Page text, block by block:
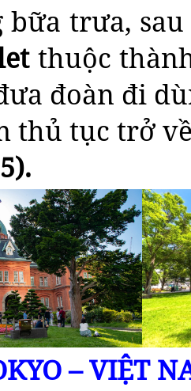
trưa,
thuộc
đoàn đi
thủ tục trở
– VIỆT